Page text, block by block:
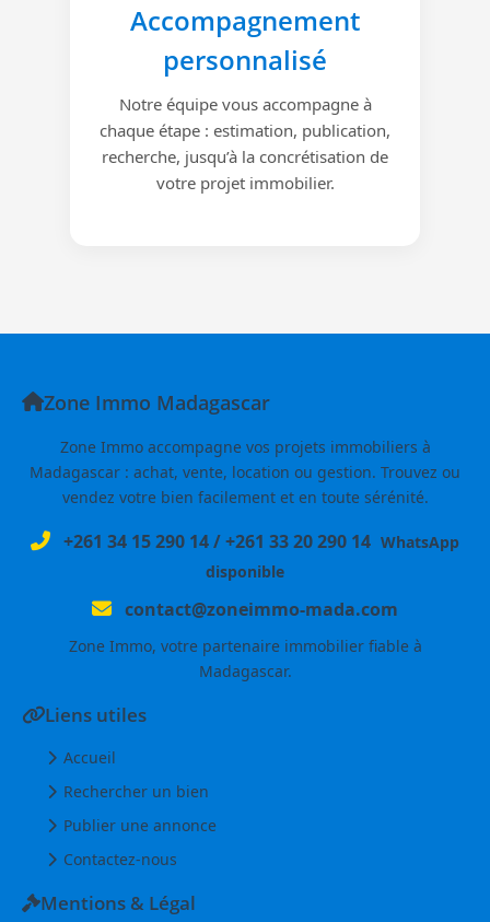
Accompagnement
personnalisé
Notre équipe vous accompagne à
chaque étape : estimation, publication,
recherche, jusqu’à la concrétisation de
votre projet immobilier.
Zone Immo Madagascar
Zone Immo accompagne vos projets immobiliers à
Madagascar : achat, vente, location ou gestion. Trouvez ou
vendez votre bien facilement et en toute sérénité.
+261 34 15 290 14/+261 33 20 290 14 WhatsApp
disponible
contact@zoneimmo-mada.com
Zone Immo, votre partenaire immobilier fiable à
Madagascar.
Liens utiles
Accueil
Rechercher un bien
Publier une annonce
Contactez-nous
Mentions & Légal